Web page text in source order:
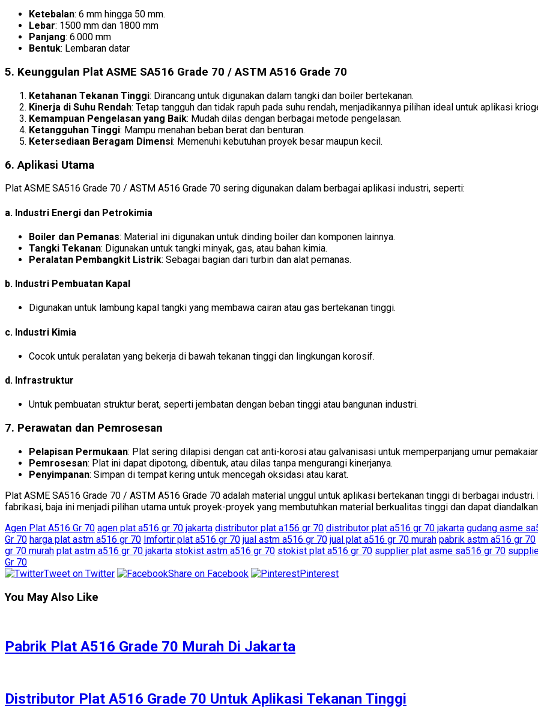
Ketebalan: 6 mm hingga 50 mm.
Lebar: 1500 mm dan 1800 mm
Panjang: 6.000 mm
Bentuk: Lembaran datar
5. Keunggulan Plat ASME SA516 Grade 70 / ASTM A516 Grade 70
Ketahanan Tekanan Tinggi: Dirancang untuk digunakan dalam tangki dan boiler bertekanan.
Kinerja di Suhu Rendah: Tetap tangguh dan tidak rapuh pada suhu rendah, menjadikannya pilihan ideal untuk aplikasi
Kemampuan Pengelasan yang Baik: Mudah dilas dengan berbagai metode pengelasan.
Ketangguhan Tinggi: Mampu menahan beban berat dan benturan.
Ketersediaan Beragam Dimensi: Memenuhi kebutuhan proyek besar maupun kecil.
6. Aplikasi Utama
Plat ASME SA516 Grade 70 / ASTM A516 Grade 70 sering digunakan dalam berbagai aplikasi industri, seperti:
a. Industri Energi dan Petrokimia
Boiler dan Pemanas: Material ini digunakan untuk dinding boiler dan komponen lainnya.
Tangki Tekanan: Digunakan untuk tangki minyak, gas, atau bahan kimia.
Peralatan Pembangkit Listrik: Sebagai bagian dari turbin dan alat pemanas.
b. Industri Pembuatan Kapal
Digunakan untuk lambung kapal tangki yang membawa cairan atau gas bertekanan tinggi.
c. Industri Kimia
Cocok untuk peralatan yang bekerja di bawah tekanan tinggi dan lingkungan korosif.
d. Infrastruktur
Untuk pembuatan struktur berat, seperti jembatan dengan beban tinggi atau bangunan industri.
7. Perawatan dan Pemrosesan
Pelapisan Permukaan: Plat sering dilapisi dengan cat anti-korosi atau galvanisasi untuk memperpanjang umur
Pemrosesan: Plat ini dapat dipotong, dibentuk, atau dilas tanpa mengurangi kinerjanya.
Penyimpanan: Simpan di tempat kering untuk mencegah oksidasi atau karat.
Plat ASME SA516 Grade 70 / ASTM A516 Grade 70 adalah material unggul untuk aplikasi bertekanan tinggi di berbagai
fabrikasi, baja ini menjadi pilihan utama untuk proyek-proyek yang membutuhkan material berkualitas tinggi dan dapat
Agen Plat A516 Gr 70 agen plat a516 gr 70 jakarta distributor plat a156 gr 70 distributor plat a516 gr 70 jakarta gudang asme
Gr 70 harga plat astm a516 gr 70 Imfortir plat a516 gr 70 jual astm a516 gr 70 jual plat a516 gr 70 murah pabrik astm a516 gr 70
gr 70 murah plat astm a516 gr 70 jakarta stokist astm a516 gr 70 stokist plat a516 gr 70 supplier plat asme sa516 gr 70
Gr 70
Tweet on Twitter
Share on Facebook Pinterest
You May Also Like
Pabrik Plat A516 Grade 70 Murah Di Jakarta
Distributor Plat A516 Grade 70 Untuk Aplikasi Tekanan Tinggi